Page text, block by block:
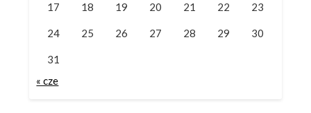
17 18 19 20 21 22 23
24 25 26 27 28 29 30
31
« cze